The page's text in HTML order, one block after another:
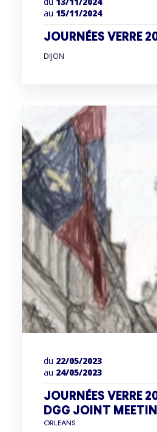
au 15/11/2024
JOURNÉES VERRE
DIJON
du 22/05/2023
au 24/05/2023
JOURNÉES VERRE
DGG JOINT
ORLEANS